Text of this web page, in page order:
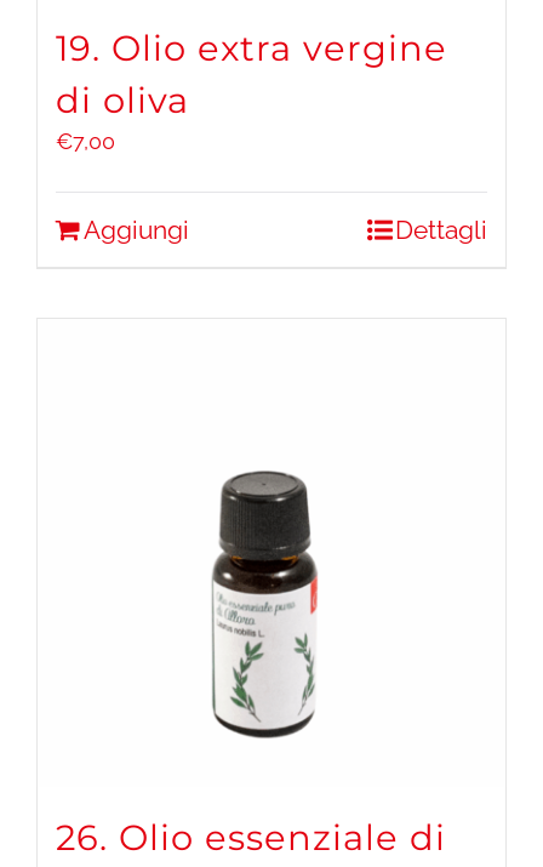
19. Olio extra vergine
di oliva
€7,00
Aggiungi Dettagli
26. Olio essenziale di